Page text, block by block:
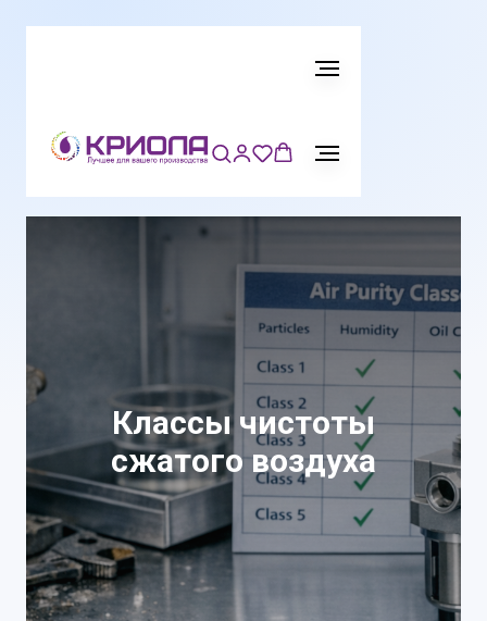
Классы чистоты
сжатого воздуха